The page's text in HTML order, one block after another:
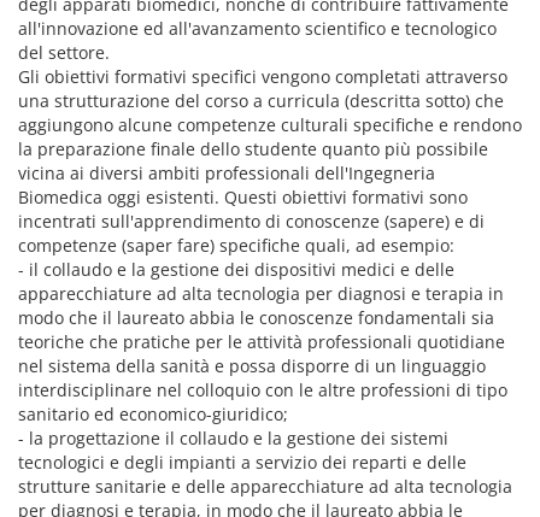
all'innovazione ed all'avanzamento scientifico e tecnologico
del settore.
Gli obiettivi formativi specifici vengono completati attraverso
una strutturazione del corso a curricula (descritta sotto) che
aggiungono alcune competenze culturali specifiche e rendono
la preparazione finale dello studente quanto più possibile
vicina ai diversi ambiti professionali dell'Ingegneria
Biomedica oggi esistenti. Questi obiettivi formativi sono
incentrati sull'apprendimento di conoscenze (sapere) e di
competenze (saper fare) specifiche quali, ad esempio:
- il collaudo e la gestione dei dispositivi medici e delle
apparecchiature ad alta tecnologia per diagnosi e terapia in
modo che il laureato abbia le conoscenze fondamentali sia
teoriche che pratiche per le attività professionali quotidiane
nel sistema della sanità e possa disporre di un linguaggio
interdisciplinare nel colloquio con le altre professioni di tipo
sanitario ed economico-giuridico;
- la progettazione il collaudo e la gestione dei sistemi
tecnologici e degli impianti a servizio dei reparti e delle
strutture sanitarie e delle apparecchiature ad alta tecnologia
per diagnosi e terapia, in modo che il laureato abbia le